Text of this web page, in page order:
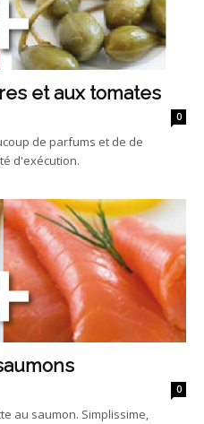
et aux tomates
0
de parfums et de de
d'exécution.
0
au saumon. Simplissime,